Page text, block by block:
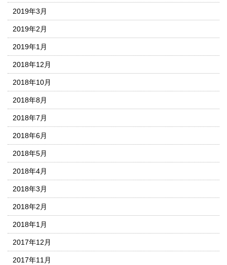
2019年3月
2019年2月
2019年1月
2018年12月
2018年10月
2018年8月
2018年7月
2018年6月
2018年5月
2018年4月
2018年3月
2018年2月
2018年1月
2017年12月
2017年11月